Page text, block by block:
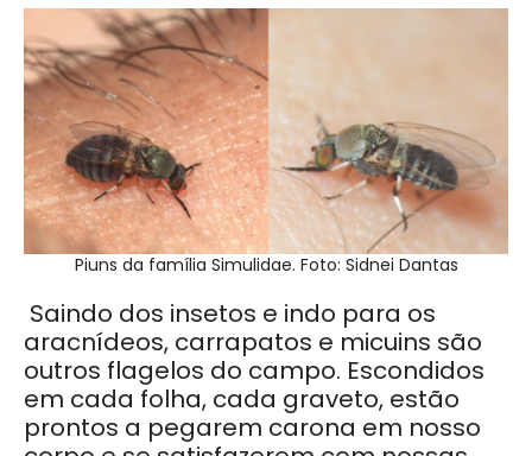
Piuns da família Simulidae. Foto: Sidnei Dantas
Saindo dos insetos e indo para os
aracnídeos, carrapatos e micuins são
outros flagelos do campo. Escondidos
em cada folha, cada graveto, estão
prontos a pegarem carona em nosso